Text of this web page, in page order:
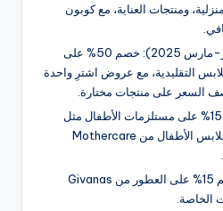
ومنتجات العناية، مع كوبون
عروض رمضان (فبراير-مارس 2025): خصم 50% على
التقليدية، مع عروض اشترِ واحدة
السعر على منتجات مختارة.
عروض الأطفال: خصم 15% على مستلزمات الأطفال مثل
الحفاضات، الألعاب، وملابس الأطفال من Mothercare
خصومات العطور: خصم 15% على العطور من Givanas